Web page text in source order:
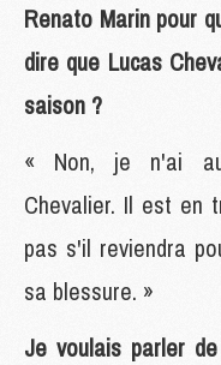
Renato Marin pour
dire que Lucas
saison ?
« Non, je n'ai
Chevalier. Il est en
pas s'il reviendra
sa blessure. »
Je voulais parler